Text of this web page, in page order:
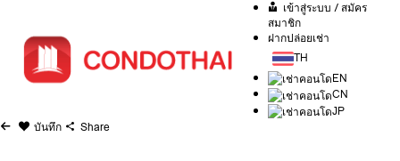
เข้าสู่ระบบ / สมัคร
สมาชิก
ฝากปล่อยเช่า
TH
EN
CN
JP
บันทึก
Share